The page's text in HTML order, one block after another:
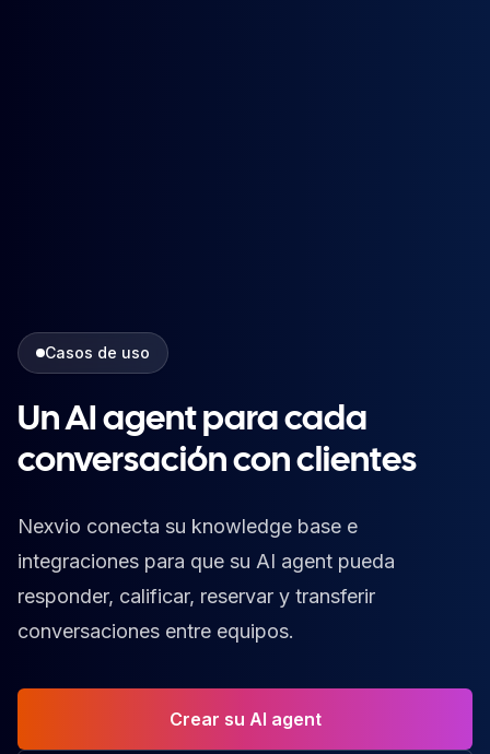
Casos de uso
Un AI agent para cada
conversación con clientes
Nexvio conecta su knowledge base e
integraciones para que su AI agent pueda
responder, calificar, reservar y transferir
conversaciones entre equipos.
Crear su AI agent